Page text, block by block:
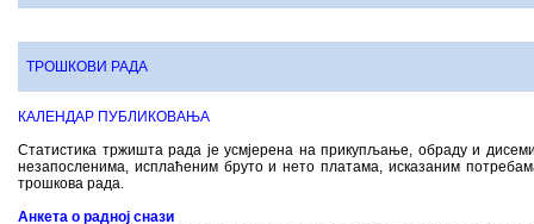
ТРОШКОВИ РАДА
КАЛЕНДАР ПУБЛИКОВАЊА
Статистика тржишта рада је усмјерена на прикупљање, обраду и
незапосленима, исплаћеним бруто и нето платама, исказаним
трошкова рада.
Aнкета о радној снази